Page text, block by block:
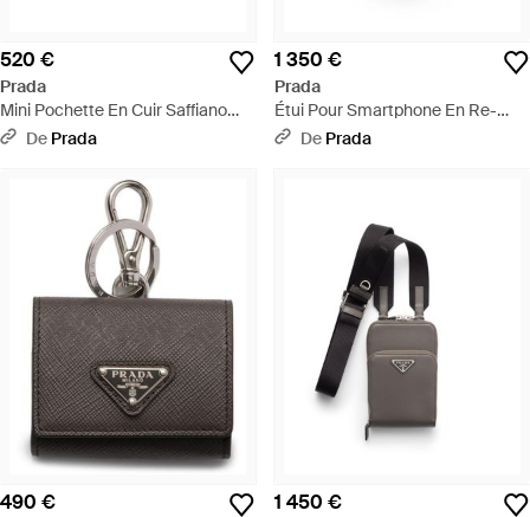
520 €
Prada
Mini Pochette En Cuir Saffiano
Avec Porte-Clés, Homme - Bleu
De Prada
1 350 €
Prada
Étui Pour Smartphone En Re-
Nylon Et Cuir Saffiano, Homme -
De Prada
490 € 1 450 €